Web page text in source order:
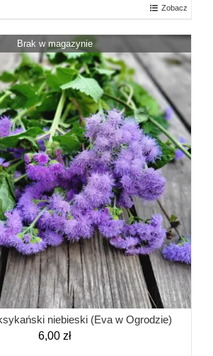
Zobacz
Brak w magazynie
niebieski (Eva w Ogrodzie)
6,00 zł